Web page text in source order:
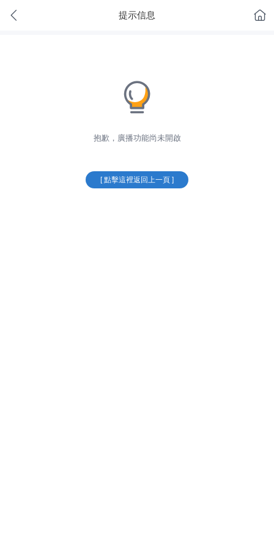
提示信息
抱歉，廣播功能尚未開啟
[ 點擊這裡返回上一頁 ]